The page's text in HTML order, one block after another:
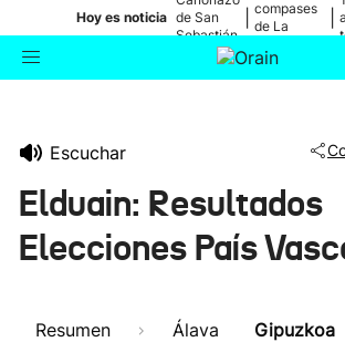
Hoy es noticia de San
Sebastián
compases
de La
Cultura
Escuchar
Elduain: Resultados
Elecciones País
Resumen Álava Gipuzkoa